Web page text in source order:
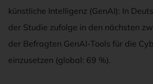
künstliche Intelligenz (GenAI): In
der Studie zufolge in den nächsten
der Befragten GenAI-Tools für die
einzusetzen (global: 69 %).